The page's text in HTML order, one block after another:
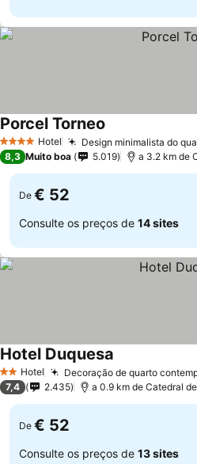
4 EstrelasHotel Design minimalista do
Porcel Torneo
8,3 Muito boa 5.019 a 3.2 km de
De € 52
Consulte os preços de 14 sites
2 Estrelas
Hotel Decoração de quarto
Hotel Duquesa
7,4 2.435 a 0.9 km de Catedral
De € 52
Consulte os preços de 13 sites